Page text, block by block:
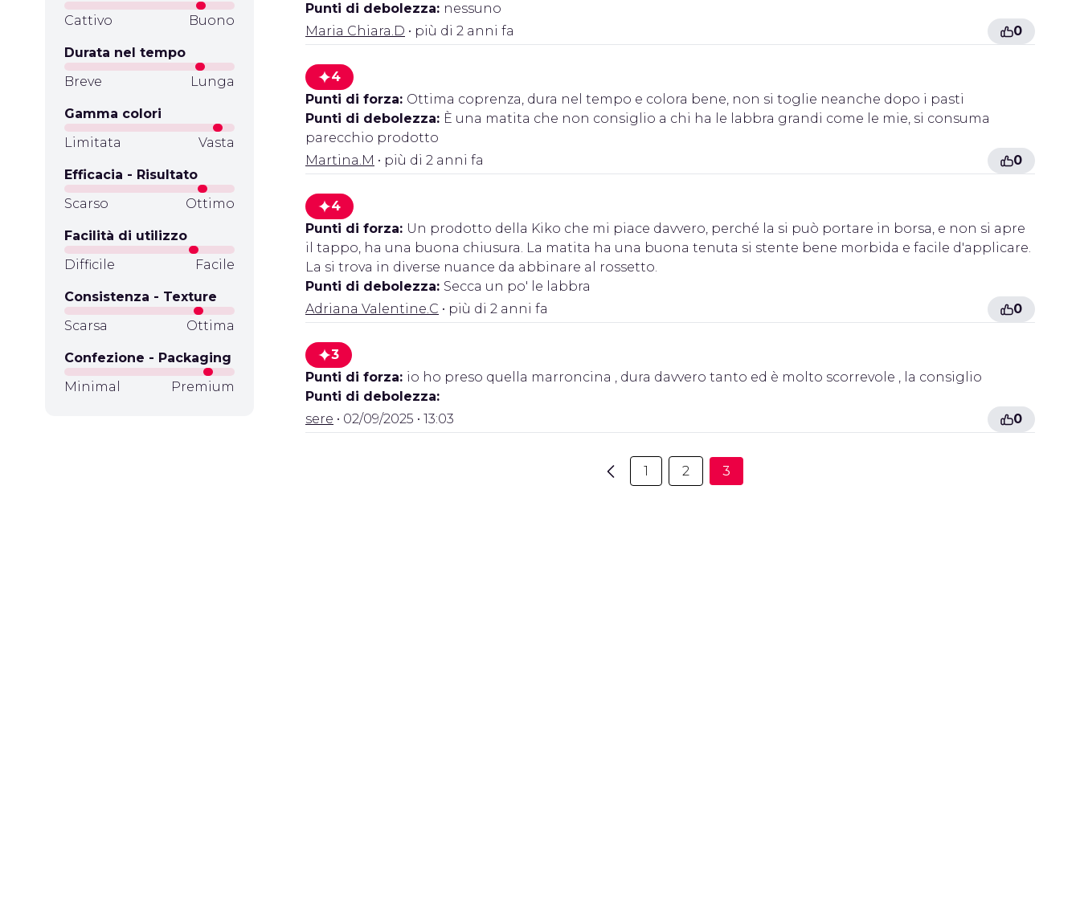
Cattivo
Buono
Durata nel tempo
Breve
Lunga
Gamma colori
Limitata
Vasta
Efficacia - Risultato
Scarso
Ottimo
Facilità di utilizzo
Difficile
Facile
Consistenza - Texture
Scarsa
Ottima
Confezione - Packaging
Minimal
Premium
Punti di debolezza: nessuno
Maria Chiara.D • più di 2 anni fa 0
4
Punti di forza: Ottima coprenza, dura nel tempo e colora bene, non si toglie neanche dopo i pasti
Punti di debolezza: È una matita che non consiglio a chi ha le labbra grandi come le mie, si consuma
parecchio prodotto
Martina.M • più di 2 anni fa 0
4
Punti di forza: Un prodotto della Kiko che mi piace davvero, perché la si può portare in borsa, e non si apre
il tappo, ha una buona chiusura. La matita ha una buona tenuta si stente bene morbida e facile d'applicare.
La si trova in diverse nuance da abbinare al rossetto.
Punti di debolezza: Secca un po' le labbra
Adriana Valentine.C • più di 2 anni fa 0
3
Punti di forza: io ho preso quella marroncina , dura davvero tanto ed è molto scorrevole , la consiglio
Punti di debolezza:
sere • 02/09/2025 • 13:03 0
1 2 3